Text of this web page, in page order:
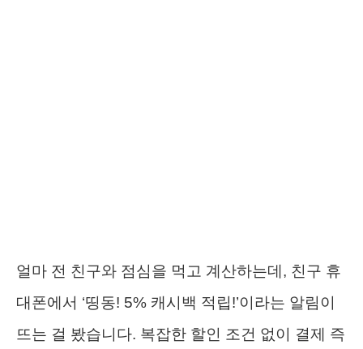
얼마 전 친구와 점심을 먹고 계산하는데, 친구 휴
대폰에서 ‘띵동! 5% 캐시백 적립!’이라는 알림이
뜨는 걸 봤습니다. 복잡한 할인 조건 없이 결제 즉